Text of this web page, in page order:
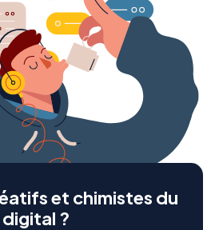
et chimistes du
digital ?